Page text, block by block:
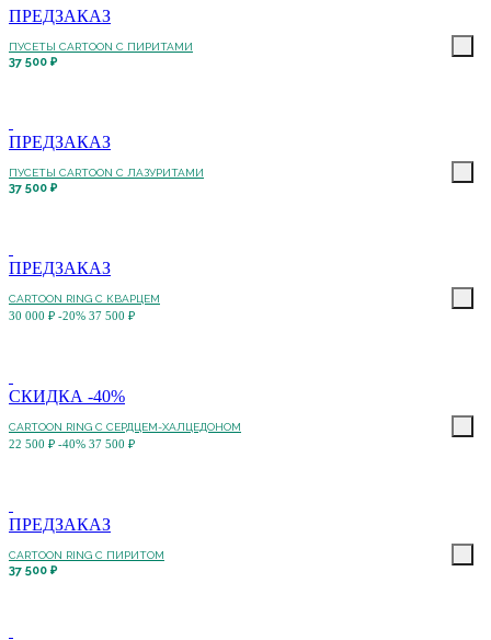
ПРЕДЗАКАЗ
ПУСЕТЫ CARTOON C ПИРИТАМИ
37 500 ₽
ПРЕДЗАКАЗ
ПУСЕТЫ CARTOON C ЛАЗУРИТАМИ
37 500 ₽
ПРЕДЗАКАЗ
CARTOON RING С КВАРЦЕМ
30 000 ₽ -20% 37 500 ₽
СКИДКА -40%
CARTOON RING С СЕРДЦЕМ-ХАЛЦЕДОНОМ
22 500 ₽ -40% 37 500 ₽
ПРЕДЗАКАЗ
CARTOON RING С ПИРИТОМ
37 500 ₽